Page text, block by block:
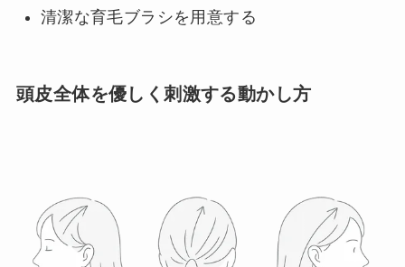
清潔な育毛ブラシを用意する
頭皮全体を優しく刺激する動かし方